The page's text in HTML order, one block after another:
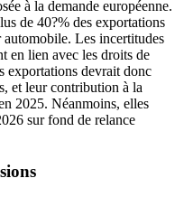
à la demande européenne.
de 40?% des exportations
automobile. Les incertitudes
en lien avec les droits de
exportations devrait donc
et leur contribution à la
2025. Néanmoins, elles
sur fond de relance